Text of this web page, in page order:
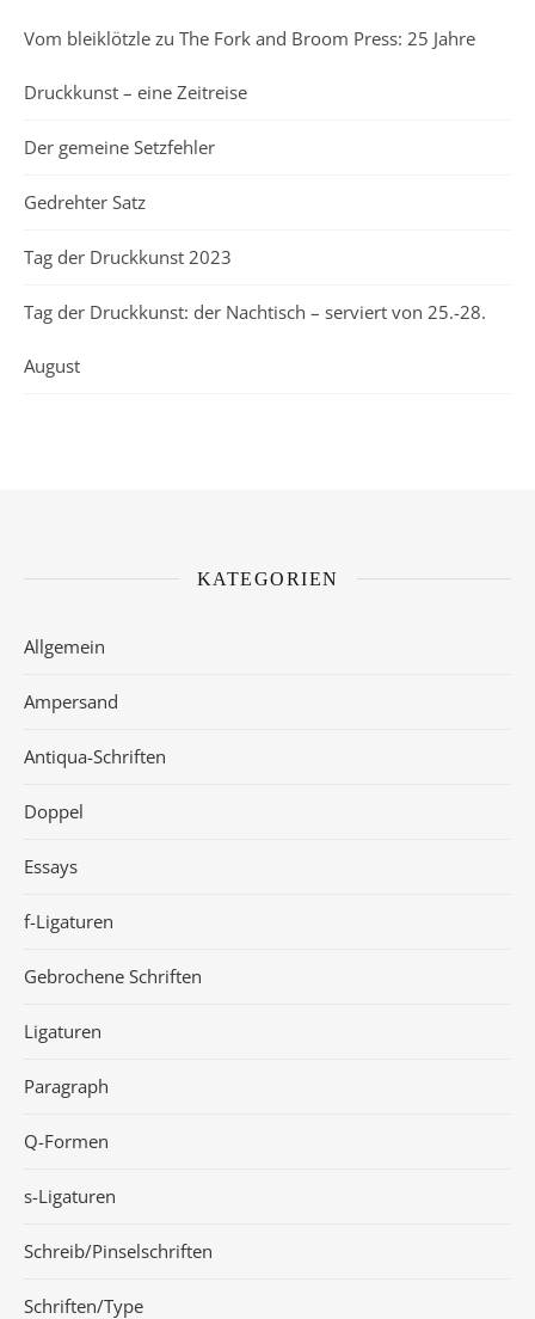
Vom bleiklötzle zu The Fork and Broom Press: 25 Jahre
Druckkunst – eine Zeitreise
Der gemeine Setzfehler
Gedrehter Satz
Tag der Druckkunst 2023
Tag der Druckkunst: der Nachtisch – serviert von 25.-28.
August
KATEGORIEN
Allgemein
Ampersand
Antiqua-Schriften
Doppel
Essays
f-Ligaturen
Gebrochene Schriften
Ligaturen
Paragraph
Q-Formen
s-Ligaturen
Schreib/Pinselschriften
Schriften/Type